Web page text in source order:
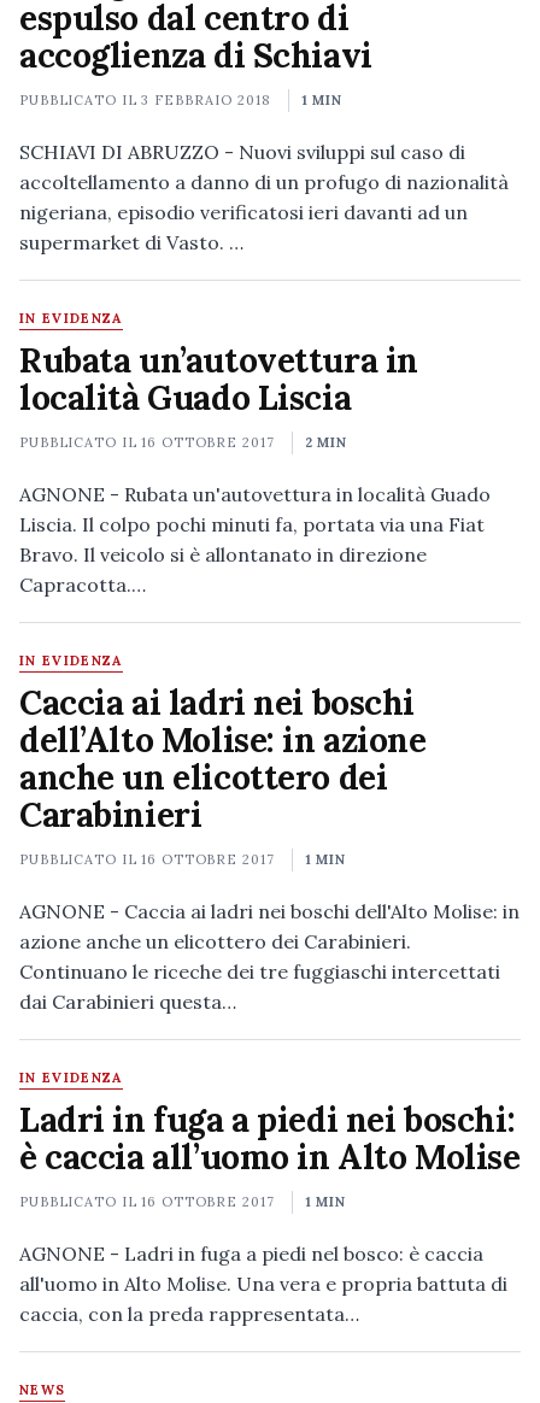
espulso dal centro di
accoglienza di Schiavi
PUBBLICATO IL3 FEBBRAIO 2018 1 MIN
SCHIAVI DI ABRUZZO - Nuovi sviluppi sul caso di
accoltellamento a danno di un profugo di nazionalità
nigeriana, episodio verificatosi ieri davanti ad un
supermarket di Vasto. …
IN EVIDENZA
Rubata un’autovettura in
località Guado Liscia
PUBBLICATO IL16 OTTOBRE 2017 2 MIN
AGNONE - Rubata un'autovettura in località Guado
Liscia. Il colpo pochi minuti fa, portata via una Fiat
Bravo. Il veicolo si è allontanato in direzione
Capracotta.…
IN EVIDENZA
Caccia ai ladri nei boschi
dell’Alto Molise: in azione
anche un elicottero dei
Carabinieri
PUBBLICATO IL16 OTTOBRE 2017 1 MIN
AGNONE - Caccia ai ladri nei boschi dell'Alto Molise: in
azione anche un elicottero dei Carabinieri.
Continuano le riceche dei tre fuggiaschi intercettati
dai Carabinieri questa…
IN EVIDENZA
Ladri in fuga a piedi nei boschi:
è caccia all’uomo in Alto Molise
PUBBLICATO IL16 OTTOBRE 2017 1 MIN
AGNONE - Ladri in fuga a piedi nel bosco: è caccia
all'uomo in Alto Molise. Una vera e propria battuta di
caccia, con la preda rappresentata…
NEWS